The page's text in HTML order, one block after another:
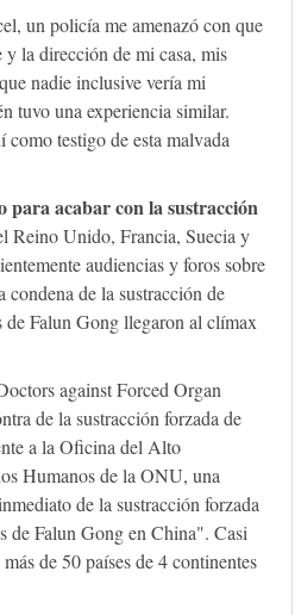
un policía me amenazó con que
la dirección de mi casa, mis
nadie inclusive vería mi
tuvo una experiencia similar.
como testigo de esta malvada
para acabar con la sustracción
Reino Unido, Francia, Suecia y
audiencias y foros sobre
condena de la sustracción de
de Falun Gong llegaron al clímax
against Forced Organ
de la sustracción forzada de
a la Oficina del Alto
Humanos de la ONU, una
de la sustracción forzada
de Falun Gong en China". Casi
de 50 países de 4 continentes